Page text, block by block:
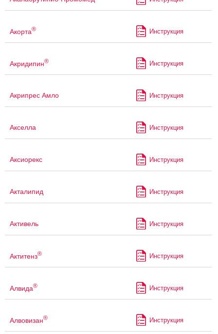
Акорта® Инструкция
Акридипин® Инструкция
Акрипрес Амло Инструкция
Акселла Инструкция
Аксиорекс Инструкция
Акталипид Инструкция
Активель Инструкция
Актитенз® Инструкция
Алвида® Инструкция
Алвовизан® Инструкция